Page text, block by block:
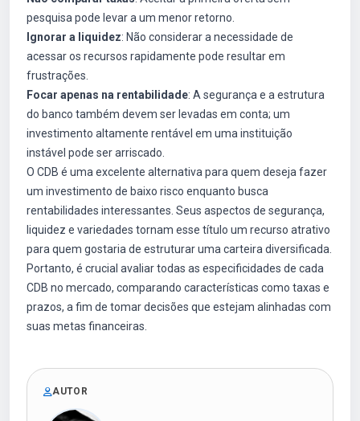
pesquisa pode levar a um menor retorno.
Ignorar a liquidez: Não considerar a necessidade de
acessar os recursos rapidamente pode resultar em
frustrações.
Focar apenas na rentabilidade: A segurança e a estrutura
do banco também devem ser levadas em conta; um
investimento altamente rentável em uma instituição
instável pode ser arriscado.
O CDB é uma excelente alternativa para quem deseja fazer
um investimento de baixo risco enquanto busca
rentabilidades interessantes. Seus aspectos de segurança,
liquidez e variedades tornam esse título um recurso atrativo
para quem gostaria de estruturar uma carteira diversificada.
Portanto, é crucial avaliar todas as especificidades de cada
CDB no mercado, comparando características como taxas e
prazos, a fim de tomar decisões que estejam alinhadas com
suas metas financeiras.
AUTOR